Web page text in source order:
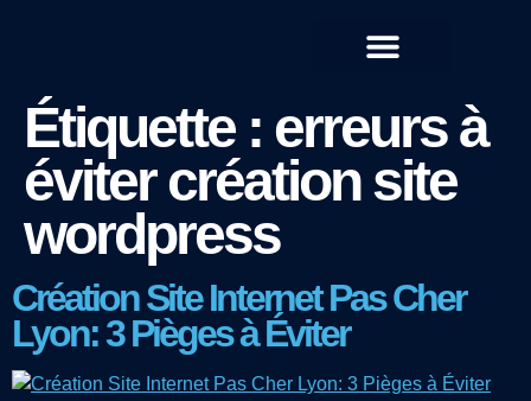
Étiquette : erreurs à
éviter création site
wordpress
Création Site Internet Pas Cher
Lyon: 3 Pièges à Éviter